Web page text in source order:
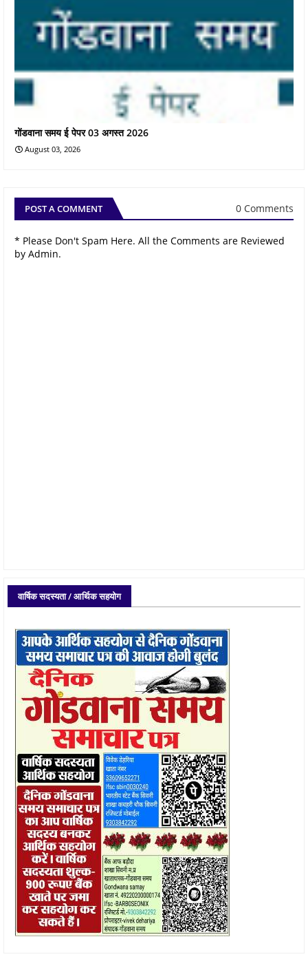
गोंडवाना समय ई पेपर 03 अगस्त 2026
August 03, 2026
POST A COMMENT 0 Comments
* Please Don't Spam Here. All the Comments are Reviewed
by Admin.
वार्षिक सदस्यता / आर्थिक सहयोग